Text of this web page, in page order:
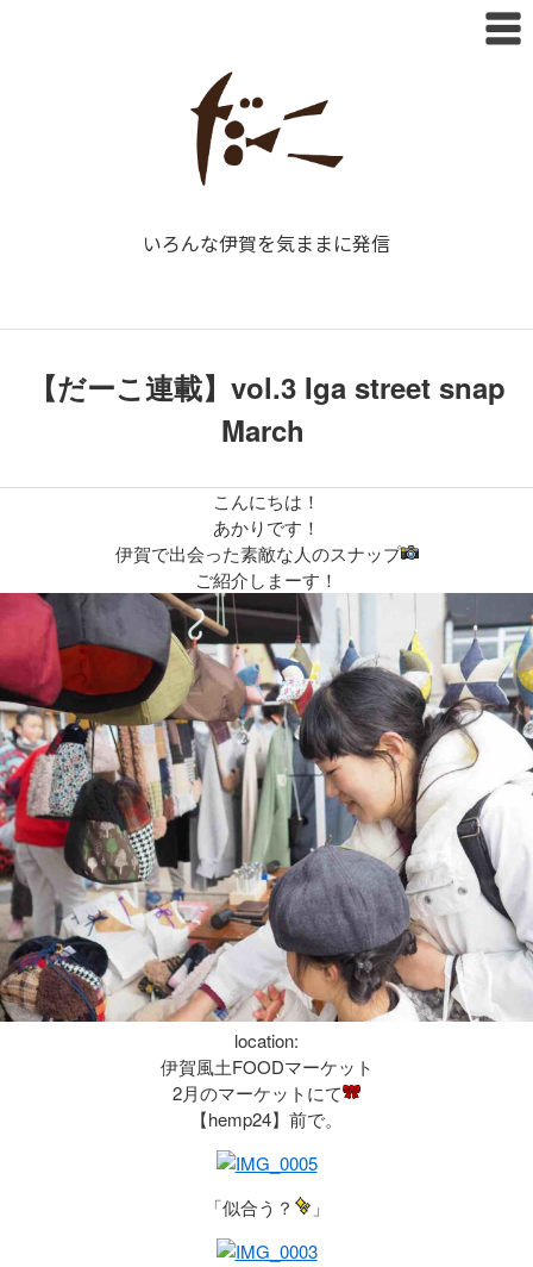
いろんな伊賀を気ままに発信
【だーこ連載】vol.3 Iga street snap
March
こんにちは！
あかりです！
伊賀で出会った素敵な人のスナップ
ご紹介しまーす！
location:
伊賀風土FOODマーケット
2月のマーケットにて
【hemp24】前で。
「似合う？ 」